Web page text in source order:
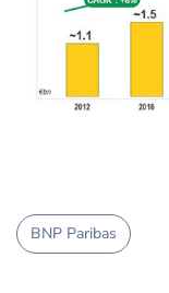
BNP Paribas